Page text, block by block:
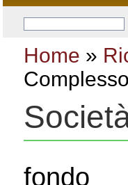
Home »
fondo